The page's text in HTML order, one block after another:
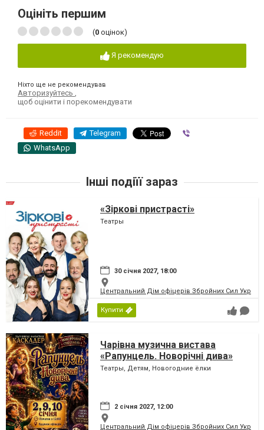
Оцініть першим
(0 оцінок)
Я рекомендую
Ніхто ще не рекомендував
Авторизуйтесь
щоб оцінити і порекомендувати
Reddit Telegram
WhatsApp
Інші подіїї зараз
«Зіркові пристрасті»
Театры
30 січня 2027, 18:00
Центральний Дім офіцерів Збройних Сил
Купити
Чарівна музична вистава
«Рапунцель. Новорічні дива»
Театры, Детям, Новогодние ёлки
2 січня 2027, 12:00
Центральний Дім офіцерів Збройних Сил